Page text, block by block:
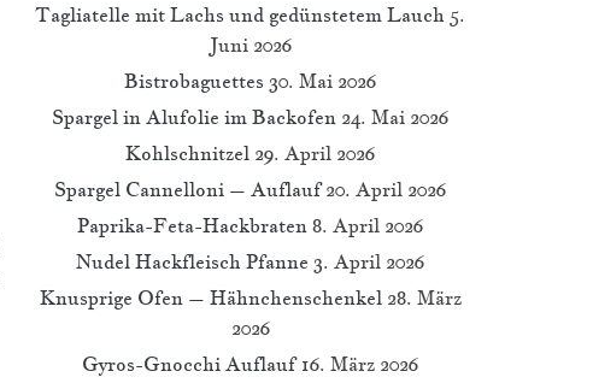
Tagliatelle mit Lachs und gedünstetem Lauch 5.
Juni 2026
Bistrobaguettes 30. Mai 2026
Spargel in Alufolie im Backofen 24. Mai 2026
Kohlschnitzel 29. April 2026
Spargel Cannelloni – Auflauf 20. April 2026
Paprika-Feta-Hackbraten 8. April 2026
Nudel Hackfleisch Pfanne 3. April 2026
Knusprige Ofen – Hähnchenschenkel 28. März
2026
Gyros-Gnocchi Auflauf 16. März 2026